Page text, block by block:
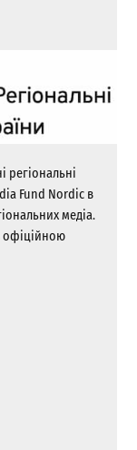
регіональні
Fund Nordic в
медіа.
офіційною